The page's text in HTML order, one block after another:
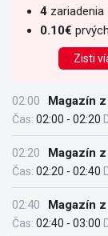
4 zariadenia
0.10€
Zisti
02:00 Magazín
Čas: 02:00 - 02:20
02:20 Magazín
Čas: 02:20 - 02:40
02:40 Magazín
Čas: 02:40 - 03:00